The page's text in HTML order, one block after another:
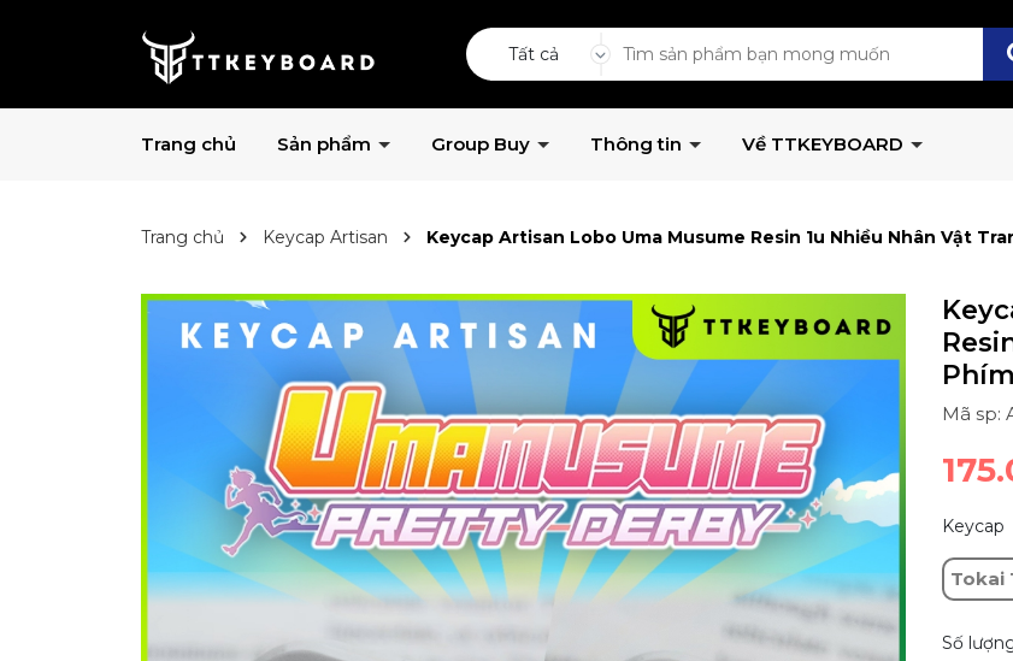
Tất cả
Trang chủ Sản phẩm Group Buy Thông tin Về TTKEYBOARD
Trang chủ Keycap Artisan Keycap Artisan Lobo Uma Musume Resin 1u Nhiều Nhân Vật
Mã sp:
Keycap
Tokai
Số